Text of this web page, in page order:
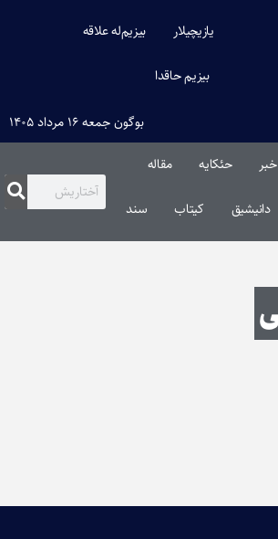
یازیچیلار بیزیم‌له علاقه
بیزیم حاقدا
بوگون جمعه ۱۶ مرداد ۱۴۰۵
خبر حئکایه مقاله‌
دانیشیق کیتاب سند